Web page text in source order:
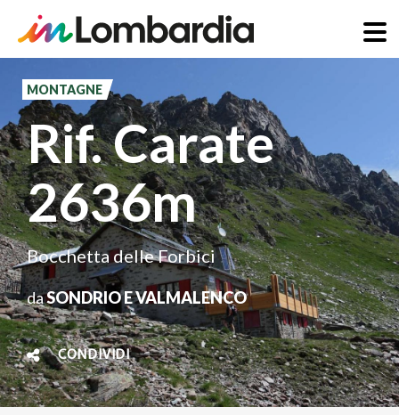
contenuto
principale
MONTAGNE
Rif. Carate
2636m
Bocchetta delle Forbici
daSONDRIO E VALMALENCO
CONDIVIDI